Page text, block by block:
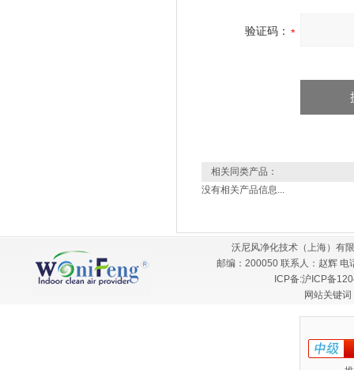
验证码：
相关同类产品：
没有相关产品信息...
沃尼风净化技术（上海）有
邮编：200050 联系人：赵辉
ICP备:沪ICP备
网站关键